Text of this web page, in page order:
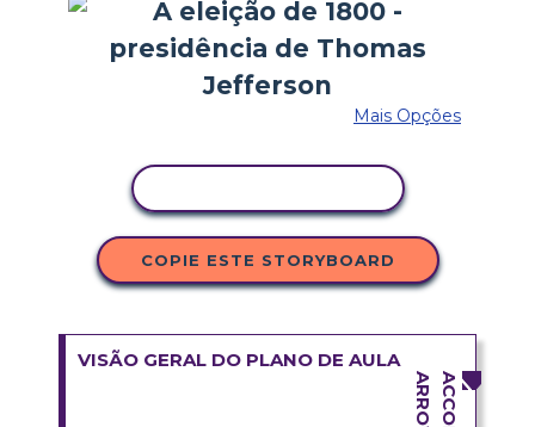
Mais Opções
COPIE ESTE STORYBOARD
VISÃO GERAL DO PLANO DE AULA